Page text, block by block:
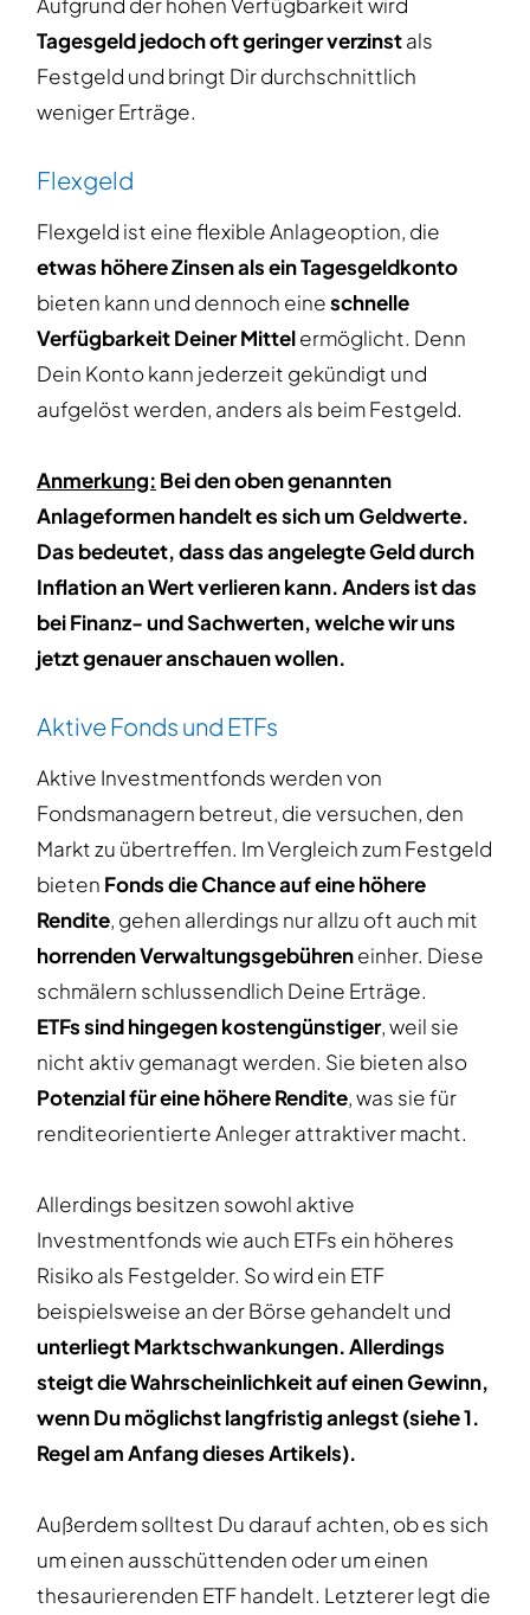
Tagesgeld jedoch oft geringer verzinstals
Festgeld und bringt Dir durchschnittlich
weniger Erträge.
Flexgeld
Flexgeld ist eine flexible Anlageoption, die
etwas höhere Zinsen als ein Tagesgeldkonto
bieten kann und dennoch eineschnelle
Verfügbarkeit Deiner Mittelermöglicht. Denn
Dein Konto kann jederzeit gekündigt und
aufgelöst werden, anders als beim Festgeld.
Anmerkung: Bei den oben genannten
Anlageformen handelt es sich um Geldwerte.
Das bedeutet, dass das angelegte Geld durch
Inflation an Wert verlieren kann. Anders ist das
bei Finanz- und Sachwerten, welche wir uns
jetzt genauer anschauen wollen.
Aktive Fonds und ETFs
Aktive Investmentfonds werden von
Fondsmanagern betreut, die versuchen, den
Markt zu übertreffen. Im Vergleich zum Festgeld
bieten Fonds die Chance auf eine höhere
Rendite, gehen allerdings nur allzu oft auch mit
horrenden Verwaltungsgebühreneinher. Diese
schmälern schlussendlich Deine Erträge.
ETFs sind hingegen kostengünstiger, weil sie
nicht aktiv gemanagt werden. Sie bieten also
Potenzial für eine höhere Rendite, was sie für
renditeorientierte Anleger attraktiver macht.
Allerdings besitzen sowohl aktive
Investmentfonds wie auch ETFs ein höheres
Risiko als Festgelder. So wird ein ETF
beispielsweise an der Börse gehandelt und
unterliegt Marktschwankungen.Allerdings
steigt die Wahrscheinlichkeit auf einen Gewinn,
wenn Du möglichst langfristig anlegst (siehe 1.
Regel am Anfang dieses Artikels).
Außerdem solltest Du darauf achten, ob es sich
um einen ausschüttenden oder um einen
thesaurierenden ETF handelt. Letzterer legt die